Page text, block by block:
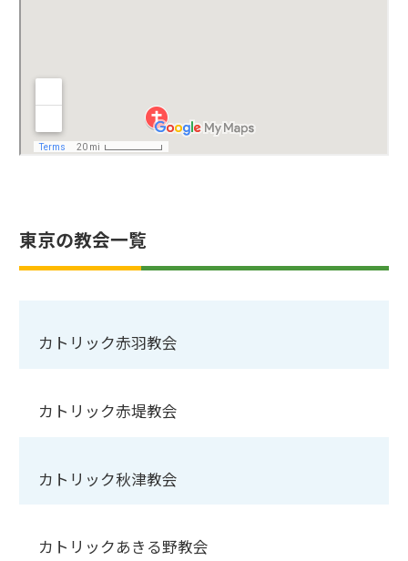
東京の教会一覧
カトリック赤羽教会
カトリック赤堤教会
カトリック秋津教会
カトリックあきる野教会